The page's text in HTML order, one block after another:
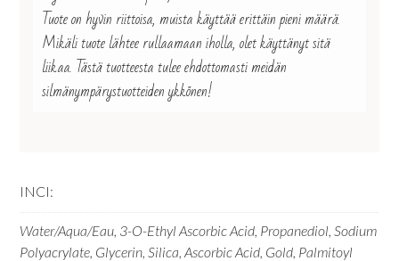
Tuote on hyvin riittoisa, muista käyttää erittäin pieni määrä.
Mikäli tuote lähtee rullaamaan iholla, olet käyttänyt sitä
liikaa. Tästä tuotteesta tulee ehdottomasti meidän
silmänympärystuotteiden ykkönen!
INCI:
Water/Aqua/Eau, 3-O-Ethyl Ascorbic Acid, Propanediol, Sodium
Polyacrylate, Glycerin, Silica, Ascorbic Acid, Gold, Palmitoyl